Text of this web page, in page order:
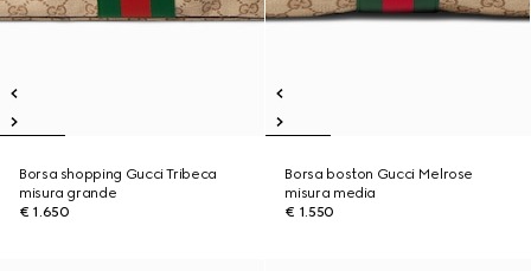
Borsa shopping Gucci Tribeca
misura grande
€ 1.650
Borsa boston Gucci Melrose
misura media
€ 1.550